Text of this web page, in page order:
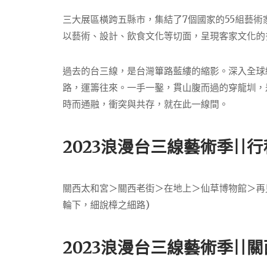
三大展區橫跨五縣市，集結了7個國家的55組藝
以藝術、設計、飲食文化等切面，呈現客家文化的
過去的台三線，是台灣篳路藍縷的縮影。深入全
路，運籌往來。一手一鑿，貫山腹而過的穿龍圳
時而通融，衝突與共存，就在此一線間。
2023浪漫台三線藝術季||行
關西太和宮＞關西老街＞在地上＞仙草博物館＞
輪下，細說樟之細路)
2023浪漫台三線藝術季||關